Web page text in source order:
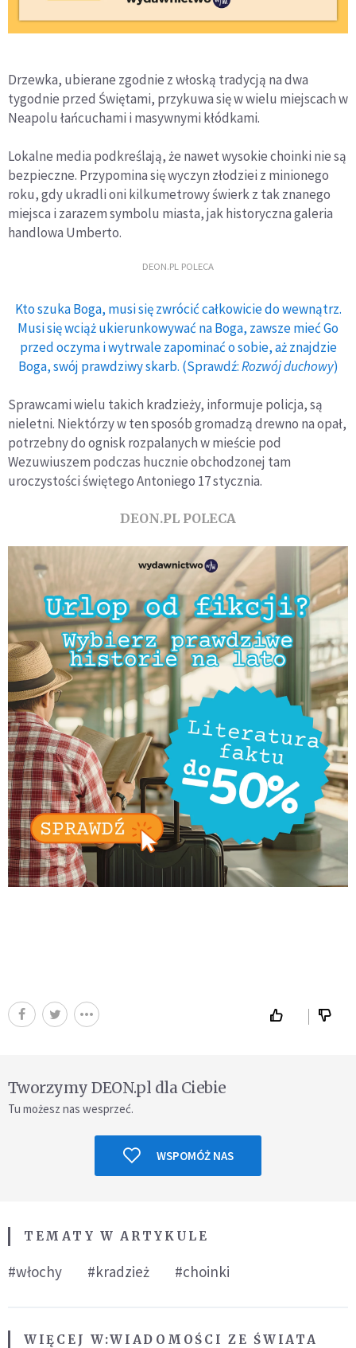
Drzewka, ubierane zgodnie z włoską tradycją na dwa
tygodnie przed Świętami, przykuwa się w wielu miejscach w
Neapolu łańcuchami i masywnymi kłódkami.
Lokalne media podkreślają, że nawet wysokie choinki nie są
bezpieczne. Przypomina się wyczyn złodziei z minionego
roku, gdy ukradli oni kilkumetrowy świerk z tak znanego
miejsca i zarazem symbolu miasta, jak historyczna galeria
handlowa Umberto.
DEON.PL POLECA
Kto szuka Boga, musi się zwrócić całkowicie do wewnątrz.
Musi się wciąż ukierunkowywać na Boga, zawsze mieć Go
przed oczyma i wytrwale zapominać o sobie, aż znajdzie
Boga, swój prawdziwy skarb. (Sprawdź:Rozwój duchowy)
Sprawcami wielu takich kradzieży, informuje policja, są
nieletni. Niektórzy w ten sposób gromadzą drewno na opał,
potrzebny do ognisk rozpalanych w mieście pod
Wezuwiuszem podczas hucznie obchodzonej tam
uroczystości świętego Antoniego 17 stycznia.
DEON.PL POLECA
Tworzymy DEON.pl dla Ciebie
Tu możesz nas wesprzeć.
WSPOMÓŻ NAS
TEMATY W ARTYKULE
#włochy #kradzież #choinki
WIĘCEJ W:WIADOMOŚCI ZE ŚWIATA